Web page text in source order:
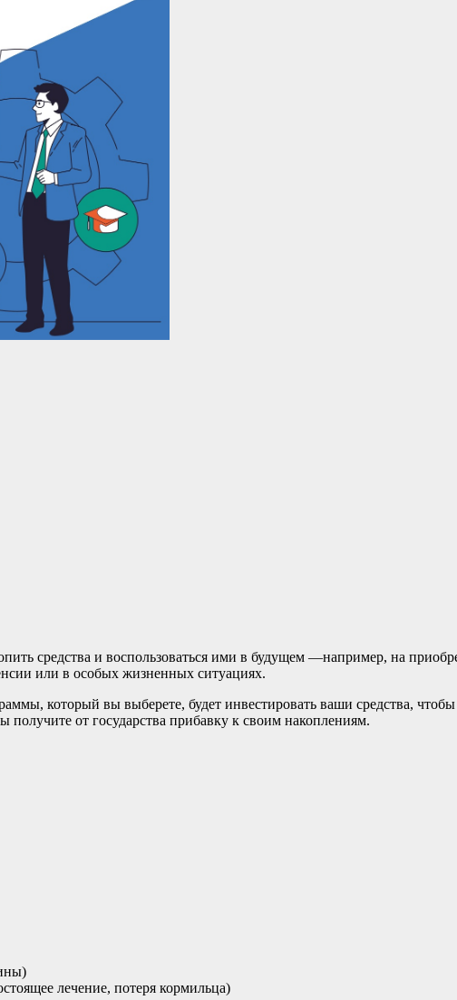
средства и воспользоваться ими в будущем —например, на
или в особых жизненных ситуациях.
который вы выберете, будет инвестировать ваши средства,
от государства прибавку к своим накоплениям.
лечение, потеря кормильца)